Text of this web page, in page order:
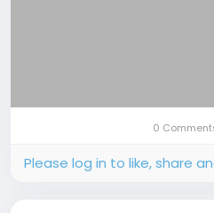
0
Please log in to like, share